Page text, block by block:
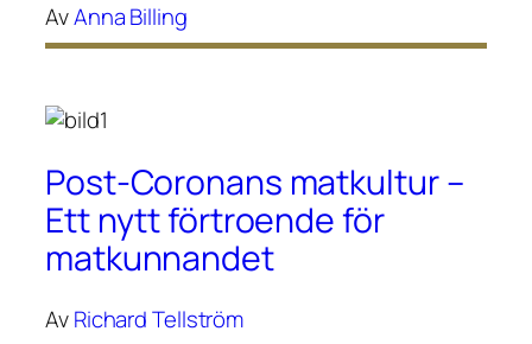
AvAnna Billing
Post-Coronans matkultur –
Ett nytt förtroende för
matkunnandet
AvRichard Tellström